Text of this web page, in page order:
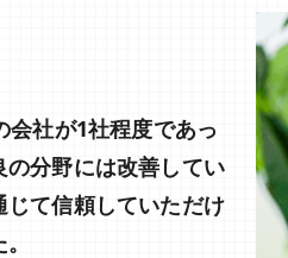
社が1社程度であっ
分野には改善してい
て信頼していただけ